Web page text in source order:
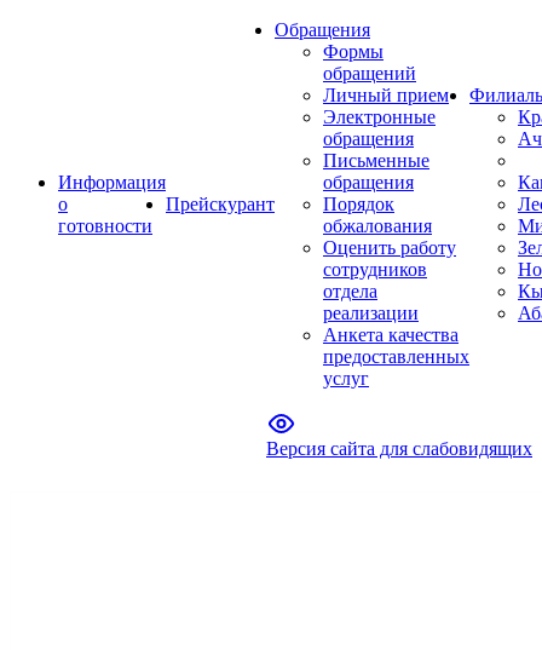
Информация
о
готовности
Прейскурант
Обращения
Формы
обращений
Личный прием
Электронные
обращения
Письменные
обращения
Порядок
обжалования
Оценить работу
сотрудников
отдела
реализации
Анкета качества
предоставленных
услуг
Версия сайта для слабовидящих